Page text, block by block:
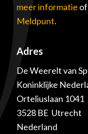
meer informatie
Meldpunt.
Adres
De Weerelt van
Koninklijke
Orteliuslaan 1041
3528 BE Utrecht
Nederland